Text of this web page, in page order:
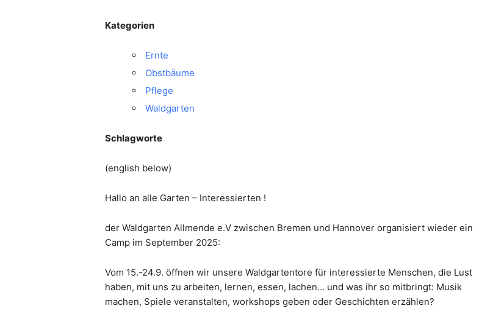
Kategorien
Ernte
Obstbäume
Pflege
Waldgarten
Schlagworte
(english below)
Hallo an alle Garten – Interessierten !
der Waldgarten Allmende e.V zwischen Bremen und Hannover organisiert wieder ein
Camp im September 2025:
Vom 15.-24.9. öffnen wir unsere Waldgartentore für interessierte Menschen, die Lust
haben, mit uns zu arbeiten, lernen, essen, lachen… und was ihr so mitbringt: Musik
machen, Spiele veranstalten, workshops geben oder Geschichten erzählen?